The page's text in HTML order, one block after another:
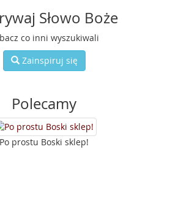
Słowo Boże
co inni wyszukiwali
Zainspiruj się
Polecamy
Po prostu Boski sklep!